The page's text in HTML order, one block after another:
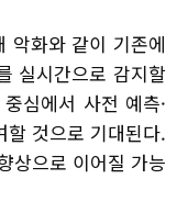
악화와 같이 기존에
실시간으로 감지할
심에서 사전 예측·
것으로 기대된다.
상으로 이어질 가능